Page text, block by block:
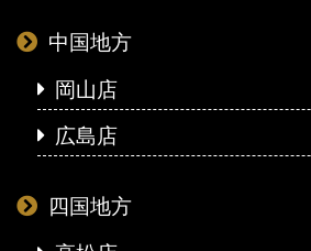
中国地方
岡山店
広島店
四国地方